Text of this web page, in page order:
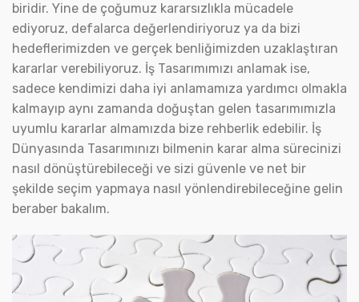
biridir. Yine de çoğumuz kararsızlıkla mücadele
ediyoruz, defalarca değerlendiriyoruz ya da bizi
hedeflerimizden ve gerçek benliğimizden uzaklaştıran
kararlar verebiliyoruz. İş Tasarımımızı anlamak ise,
sadece kendimizi daha iyi anlamamıza yardımcı olmakla
kalmayıp aynı zamanda doğuştan gelen tasarımımızla
uyumlu kararlar almamızda bize rehberlik edebilir. İş
Dünyasında Tasarımınızı bilmenin karar alma sürecinizi
nasıl dönüştürebileceği ve sizi güvenle ve net bir
şekilde seçim yapmaya nasıl yönlendirebileceğine gelin
beraber bakalım.